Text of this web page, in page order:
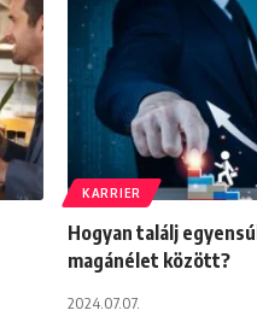
KARRIER
Hogyan találj
magánélet között?
2024.07.07.